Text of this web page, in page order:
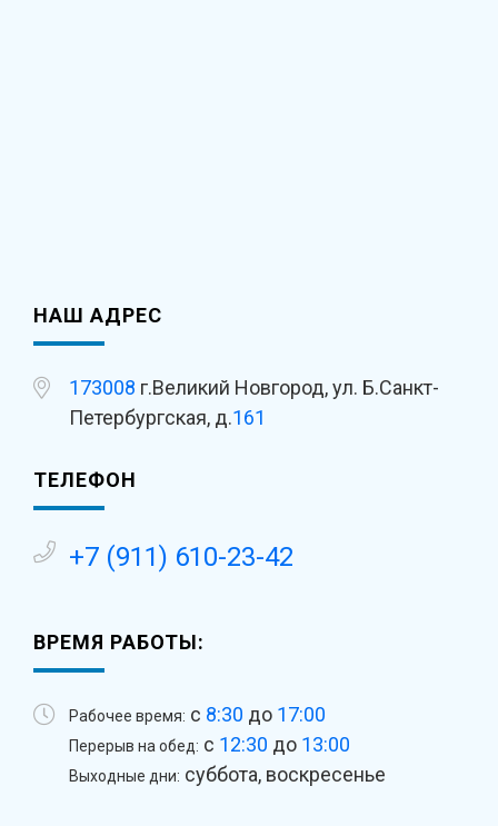
НАШ АДРЕС
173008 г.Великий Новгород, ул. Б.Санкт-
Петербургская, д.161
ТЕЛЕФОН
+7 (911) 610-23-42
ВРЕМЯ РАБОТЫ:
Рабочее время: с 8:30 до 17:00
Перерыв на обед: с 12:30 до 13:00
Выходные дни: суббота, воскресенье